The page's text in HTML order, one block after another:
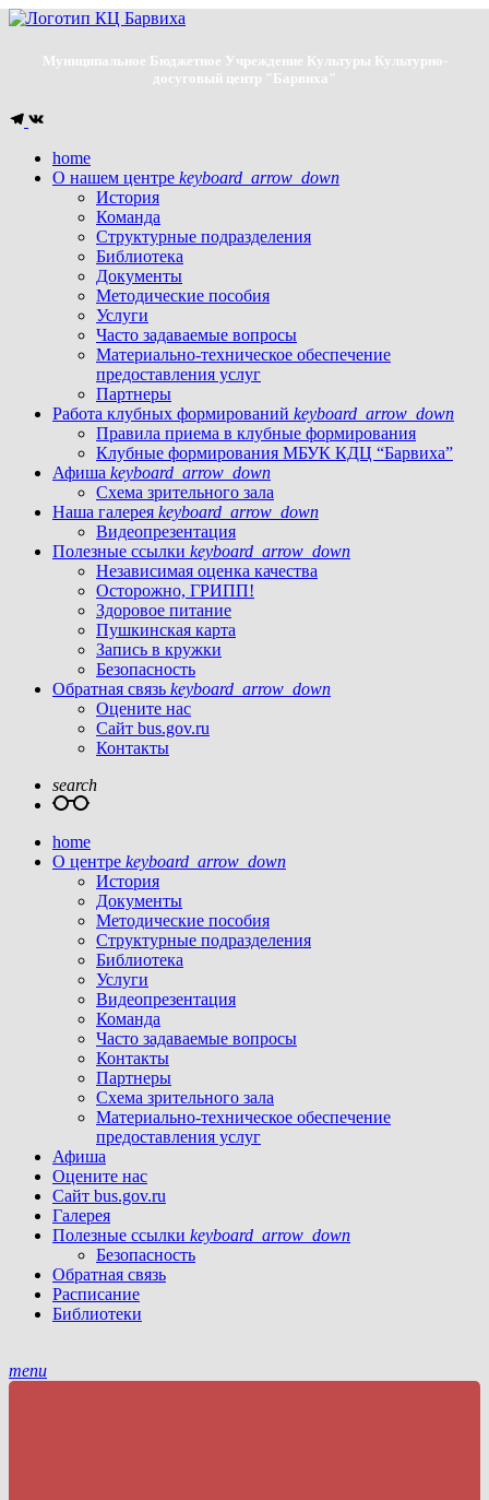
Муниципальное Бюджетное Учреждение Культуры Культурно-
досуговый центр "Барвиха"
home
О нашем центре keyboard_arrow_down
История
Команда
Структурные подразделения
Библиотека
Документы
Методические пособия
Услуги
Часто задаваемые вопросы
Материально-техническое обеспечение
предоставления услуг
Партнеры
Работа клубных формирований keyboard_arrow_down
Правила приема в клубные формирования
Клубные формирования МБУК КДЦ “Барвиха”
Афиша keyboard_arrow_down
Схема зрительного зала
Наша галерея keyboard_arrow_down
Видеопрезентация
Полезные ссылки keyboard_arrow_down
Независимая оценка качества
Осторожно, ГРИПП!
Здоровое питание
Пушкинская карта
Запись в кружки
Безопасность
Обратная связь keyboard_arrow_down
Оцените нас
Сайт bus.gov.ru
Контакты
search
home
О центре keyboard_arrow_down
История
Документы
Методические пособия
Структурные подразделения
Библиотека
Услуги
Видеопрезентация
Команда
Часто задаваемые вопросы
Контакты
Партнеры
Схема зрительного зала
Материально-техническое обеспечение
предоставления услуг
Афиша
Оцените нас
Сайт bus.gov.ru
Галерея
Полезные ссылки keyboard_arrow_down
Безопасность
Обратная связь
Расписание
Библиотеки
menu